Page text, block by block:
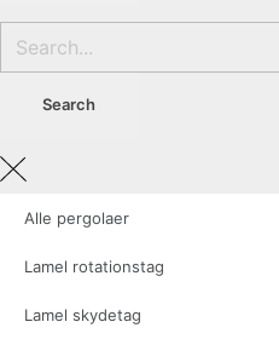
Alle pergolaer
Lamel rotationstag
Lamel skydetag